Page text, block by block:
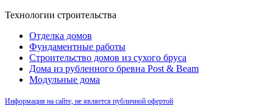
Технологии строительства
Отделка домов
Фундаментные работы
Строительство домов из сухого бруса
Дома из рубленного бревна Post & Beam
Модульные дома
Информация на сайте, не является публичной офертой